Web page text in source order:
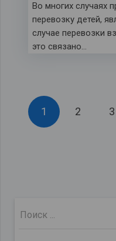
Во многих случаях
перевозку детей,
случае перевозки
это связано…
1 2 3